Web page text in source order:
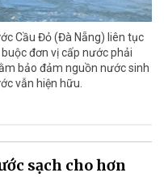
Cầu Đỏ (Đà Nẵng) liên tục
đơn vị cấp nước phải
bảo đảm nguồn nước sinh
vẫn hiện hữu.
sạch cho hơn